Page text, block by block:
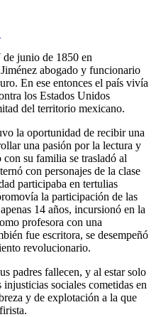
junio de 1850 en
abogado y funcionario
En ese entonces el país vivía
los Estados Unidos
del territorio mexicano.
la oportunidad de recibir una
una pasión por la lectura y
su familia se trasladó al
con personajes de la clase
participaba en tertulias
la participación de las
14 años, incursionó en la
profesora con una
fue escritora, se desempeñó
revolucionario.
padres fallecen, y al estar solo
sociales cometidas en
y de explotación a la que